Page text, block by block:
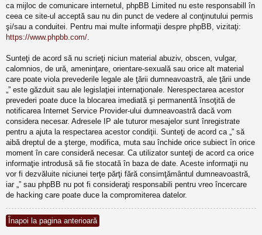
ca mijloc de comunicare internetul, phpBB Limited nu este responsabill în
ceea ce site-ul acceptă sau nu din punct de vedere al conţinutului permis
şi/sau a conduitei. Pentru mai multe informaţii despre phpBB, vizitaţi:
https://www.phpbb.com/
Sunteţi de acord să nu scrieţi niciun material abuziv, obscen, vulgar,
calomnios, de ură, ameninţare, orientare-sexuală sau orice alt material
care poate viola prevederile legale ale ţării dumneavoastră, ale ţării unde
„” este găzduit sau ale legislaţiei internaţionale. Nerespectarea acestor
prevederi poate duce la blocarea imediată şi permanentă însoţită de
notificarea Internet Service Provider-ului dumneavoastră dacă vom
considera necesar. Adresele IP ale tuturor mesajelor sunt înregistrate
pentru a ajuta la respectarea acestor condiţii. Sunteţi de acord ca „” să
aibă dreptul de a şterge, modifica, muta sau închide orice subiect în orice
moment în care consideră necesar. Ca utilizator sunteţi de acord ca orice
informaţie introdusă să fie stocată în baza de date. Aceste informaţii nu
vor fi dezvăluite niciunei terţe părţi fără consimţământul dumneavoastră,
iar „” sau phpBB nu pot fi consideraţi responsabili pentru vreo încercare
de hacking care poate duce la compromiterea datelor.
Înapoi la pagina anterioară